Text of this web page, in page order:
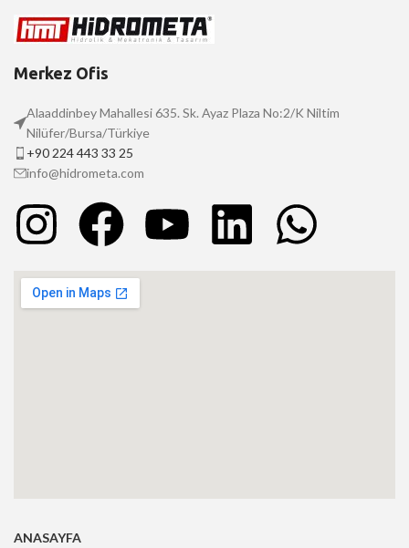
Merkez Ofis
Alaaddinbey Mahallesi 635. Sk. Ayaz Plaza No:2/K Niltim
Nilüfer/Bursa/Türkiye
+90 224 443 33 25
info@hidrometa.com
ANASAYFA